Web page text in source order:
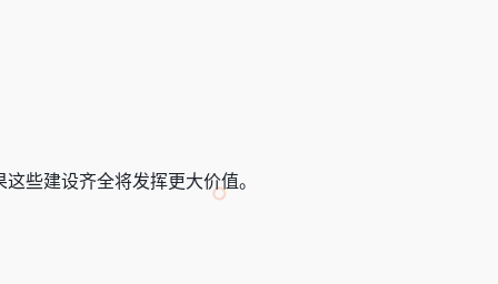
些建设齐全将发挥更大价值。